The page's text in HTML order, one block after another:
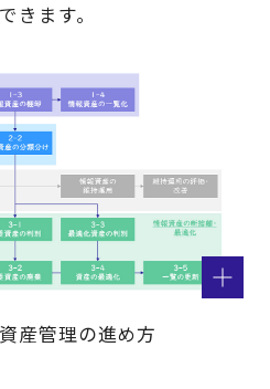
きます。
産管理の進め方